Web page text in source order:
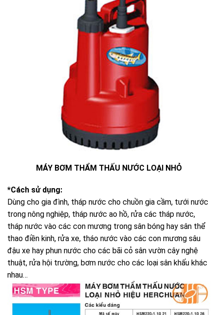
MÁY BƠM THẨM THẤU NƯỚC LOẠI NHỎ
*Cách sử dụng:
Dùng cho gia đình, tháp nước cho chuồn gia cầm, tưới nước
trong nông nghiệp, tháp nước ao hồ, rửa các tháp nước,
tháp nước vào các con mương trong sân bóng hay sân thể
thao điền kinh, rửa xe, tháo nước vào các con mương sâu
đậu xe hay phun nước cho các bãi cỏ sân vườn cây nghệ
thuật, rửa hội trường, bơm nước cho các loại sân khấu khác
nhau…